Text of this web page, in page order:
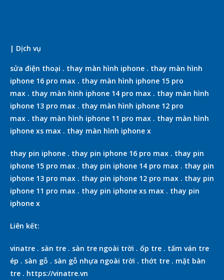
| Dịch vụ
sửa điện thoại . thay màn hình iphone . thay màn hình
iphone 16 pro max . thay màn hình iphone 15 pro
max . thay màn hình iphone 14 pro max . thay màn hình
iphone 13 pro max . thay màn hình iphone 12 pro
max . thay màn hình iphone 11 pro max . thay màn hình
iphone xs max . thay màn hình iphone x
thay pin iphone . thay pin iphone 16 pro max . thay pin
iphone 15 pro max . thay pin iphone 14 pro max . thay pin
iphone 13 pro max . thay pin iphone 12 pro max . thay pin
iphone 11 pro max . thay pin iphone xs max . thay pin
iphone x
Liên kết:
vinatre . sàn tre . sàn tre ngoài trời . ốp tre . tấm ván tre
ép . sàn gỗ . sàn gỗ nhựa ngoài trời . thớt tre . mặt bàn
tre . https://vinatre.vn